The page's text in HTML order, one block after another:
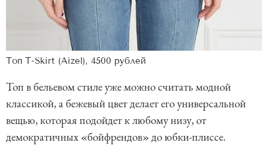
Топ T-Skirt (Aizel), 4500 рублей
Топ в бельевом стиле уже можно считать модной
классикой, а бежевый цвет делает его универсальной
вещью, которая подойдет к любому низу, от
демократичных «бойфрендов» до юбки-плиссе.